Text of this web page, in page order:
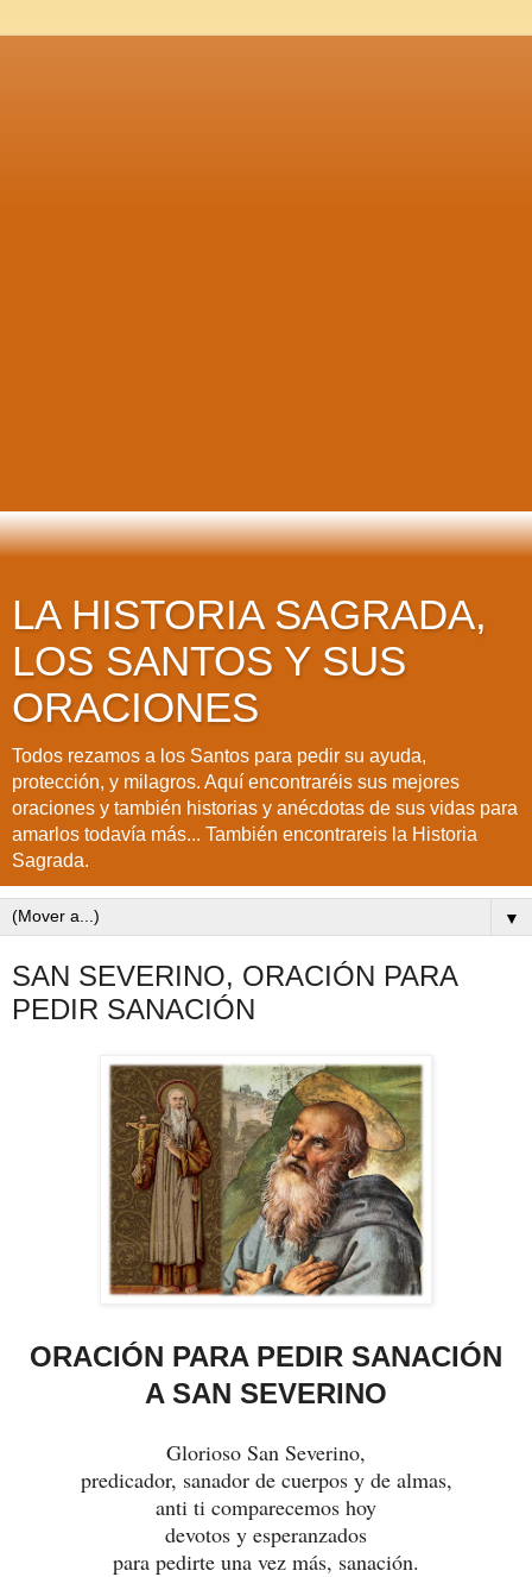
LA HISTORIA SAGRADA,
LOS SANTOS Y SUS
ORACIONES
Todos rezamos a los Santos para pedir su ayuda,
protección, y milagros. Aquí encontraréis sus mejores
oraciones y también historias y anécdotas de sus vidas para
amarlos todavía más... También encontrareis la Historia
Sagrada.
▼
SAN SEVERINO, ORACIÓN PARA
PEDIR SANACIÓN
ORACIÓN PARA PEDIR SANACIÓN
A SAN SEVERINO
Glorioso San Severino,
predicador, sanador de cuerpos y de almas,
anti ti comparecemos hoy
devotos y esperanzados
para pedirte una vez más, sanación.